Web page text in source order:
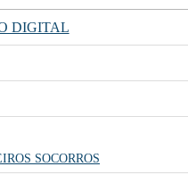
DIGITAL
SOCORROS